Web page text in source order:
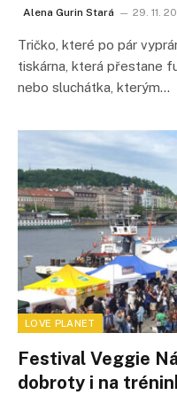
Alena Gurin Stará 29. 11.
Tričko, které po pár
tiskárna, která přestane
nebo sluchátka, kterým…
LOVE PLANET
Festival Veggie
dobroty i na